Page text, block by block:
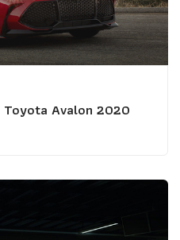
Toyota Avalon 2020